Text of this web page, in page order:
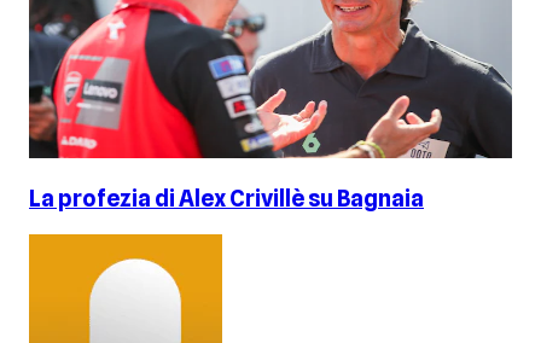
La profezia di Alex Crivillè su Bagnaia